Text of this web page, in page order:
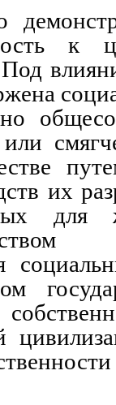
к
их
для